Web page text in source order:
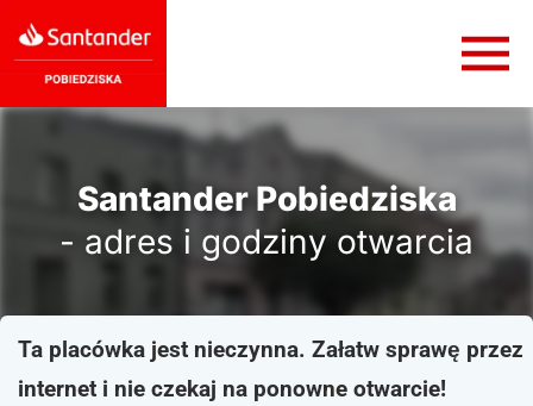
Santander Pobiedziska
- adres i godziny otwarcia
Ta placówka jest nieczynna. Załatw sprawę przez
internet i nie czekaj na ponowne otwarcie!